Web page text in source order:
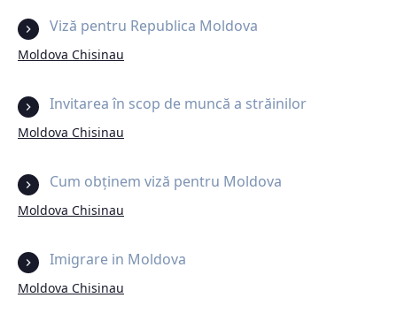
Viză pentru Republica Moldova
Moldova Chisinau
Invitarea în scop de muncă a străinilor
Moldova Chisinau
Cum obținem viză pentru Moldova
Moldova Chisinau
Imigrare in Moldova
Moldova Chisinau